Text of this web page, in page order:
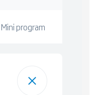
Mini program